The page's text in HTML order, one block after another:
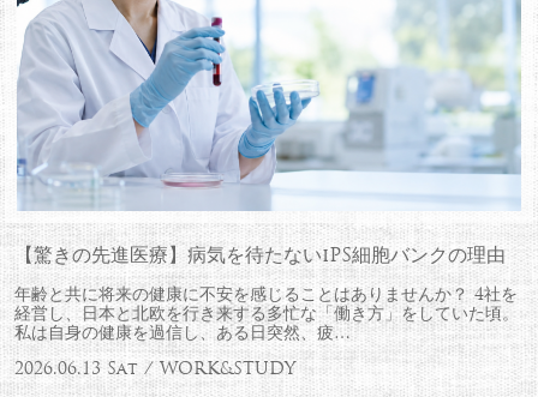
【驚きの先進医療】病気を待たないiPS細胞バンクの理由
年齢と共に将来の健康に不安を感じることはありませんか？ 4社を
経営し、日本と北欧を行き来する多忙な「働き方」をしていた頃。
私は自身の健康を過信し、ある日突然、疲…
2026.06.13 Sat / WORK&STUDY